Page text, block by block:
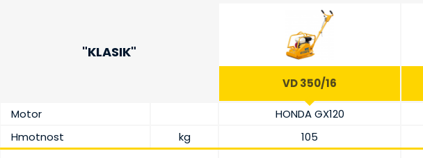
"KLASIK"
VD 350/16
Motor HONDA GX120
Hmotnost
kg 105